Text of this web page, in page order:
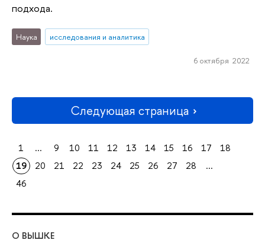
подхода.
Наука исследования и аналитика
6 октября 2022
Следующая страница
1 ... 9 10 11 12 13 14 15 16 17
18
19
20 21 22 23 24 25 26 27 28
...
46
О ВЫШКЕ